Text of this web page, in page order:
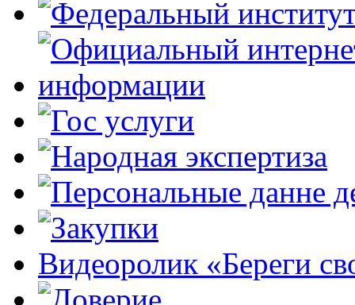
Видеоролик «Береги